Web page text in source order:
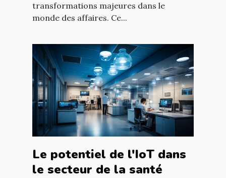
transformations majeures dans le
monde des affaires. Ce...
Le potentiel de l'IoT dans
le secteur de la santé